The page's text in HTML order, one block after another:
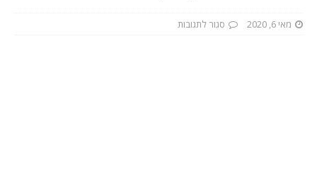
מאי 6, 2020 סגור לתגובות